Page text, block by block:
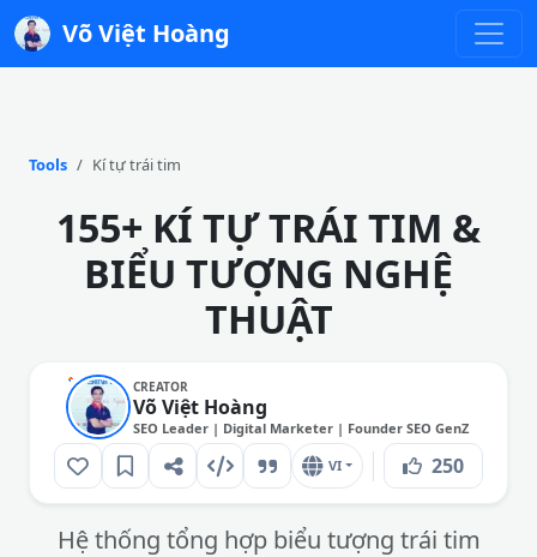
Võ Việt Hoàng
Tools Kí tự trái tim
155+ KÍ TỰ TRÁI TIM &
BIỂU TƯỢNG NGHỆ
THUẬT
CREATOR
Võ Việt Hoàng
SEO Leader | Digital Marketer | Founder SEO GenZ
VI 250
Hệ thống tổng hợp biểu tượng trái tim